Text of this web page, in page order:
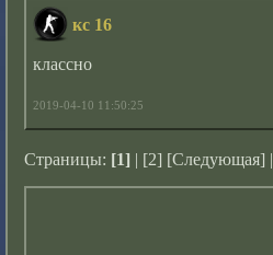
кс 16
классно
2019-04-10 11:50:25
Страницы: [1] [2] [Следующая]